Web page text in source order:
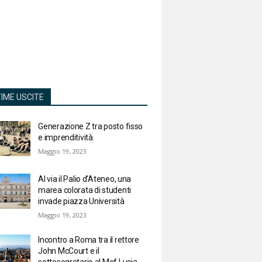
USCITE
Generazione Z tra posto fisso
e imprenditività
Maggio 19, 2023
Al via il Palio d’Ateneo, una
marea colorata di studenti
invade piazza Università
Maggio 19, 2023
Incontro a Roma tra il rettore
John McCourt e il